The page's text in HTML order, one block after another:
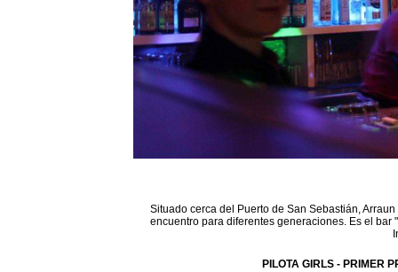
Situado cerca del Puerto de San Sebastián,
encuentro para diferentes generaciones. Es el
PILOTA GIRLS - PRIMER